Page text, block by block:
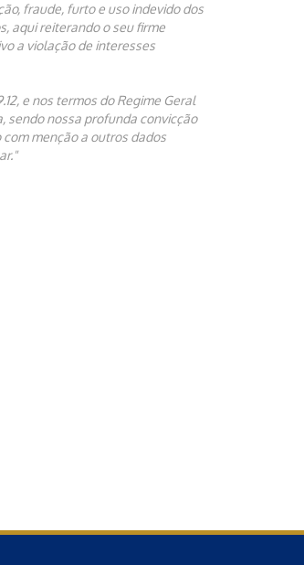
fraude, furto e uso indevido dos
aqui reiterando o seu firme
a violação de interesses
e nos termos do Regime Geral
sendo nossa profunda convicção
menção a outros dados